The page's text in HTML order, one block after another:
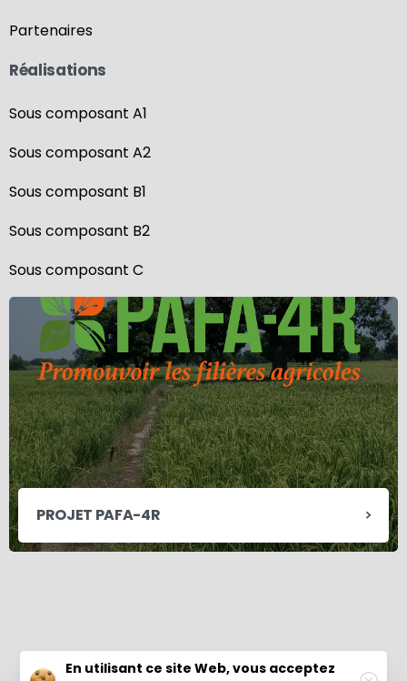
Partenaires
Réalisations
Sous composant A1
Sous composant A2
Sous composant B1
Sous composant B2
Sous composant C
PROJET PAFA-4R
© 2021 PAPFA. Tous les droits sont réservés. Conçu
En utilisant ce site Web, vous acceptez